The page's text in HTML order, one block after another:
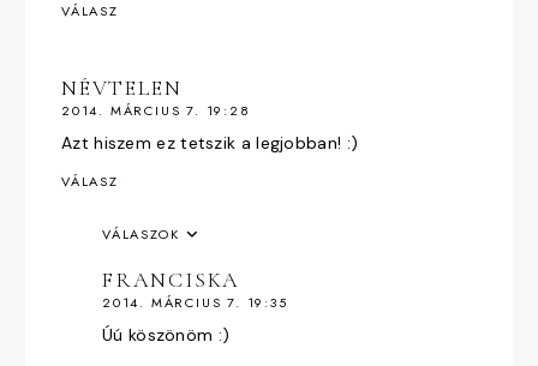
VÁLASZ
NÉVTELEN
2014. MÁRCIUS 7. 19:28
Azt hiszem ez tetszik a legjobban! :)
VÁLASZ
VÁLASZOK
FRANCISKA
2014. MÁRCIUS 7. 19:35
Úú köszönöm :)